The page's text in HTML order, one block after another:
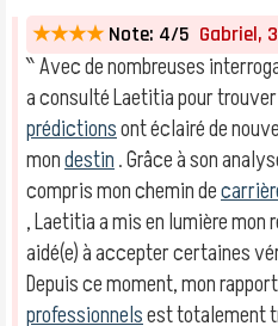
★★★★ Note: 4/5 Gabriel,
‶ Avec de nombreuses
a consulté Laetitia pour
prédictionsont éclairé de
mondestin. Grâce à son
compris mon chemin de
, Laetitia a mis en lumière mon
aidé(e) à accepter certaines
Depuis ce moment, mon
professionnelsest totalement